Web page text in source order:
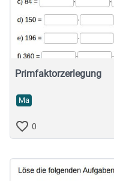
Primfaktorzerlegung
Ma
0